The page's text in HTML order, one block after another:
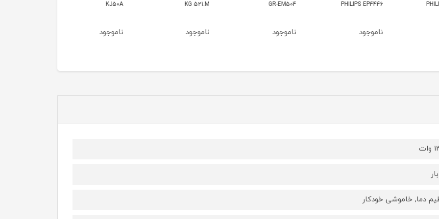
PHILIPS EP4446
ناموجود
GR-EM504
KG 521.M
ناموجود
دما, خاموشی خودکار